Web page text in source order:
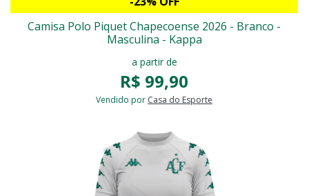
Camisa Polo Piquet Chapecoense 2026 - Branco -
Masculina - Kappa
a partir de
R$ 99,90
Vendido por Casa do Esporte